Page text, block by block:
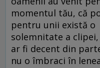
momentul tău, că
pentru unii există o
solemnitate a
ar fi decent din
nu o îmbraci în